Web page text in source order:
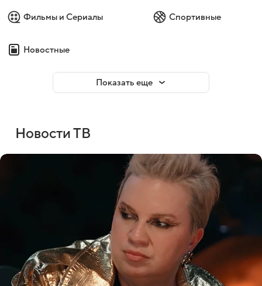
Фильмы и Сериалы Спортивные
Новостные
Показать еще
Новости ТВ